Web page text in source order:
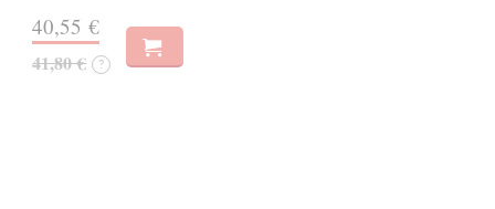
40,55 €
41,80 € ?